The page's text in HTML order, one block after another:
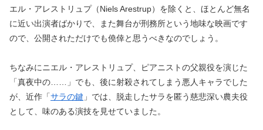
エル・アレストリュプ（Niels Arestrup）を除くと、ほとんど無名
に近い出演者ばかりで、また舞台が刑務所という地味な映画です
ので、公開されただけでも僥倖と思うべきなのでしょう。
ちなみにニエル・アレストリュプ、ピアニストの父親役を演じた
「真夜中の……」でも、後に射殺されてしまう悪人キャラでした
が、近作「サラの鍵 」では、脱走したサラを匿う慈悲深い農夫役
として、味のある演技を見せていました。